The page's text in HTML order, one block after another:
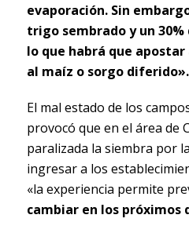
evaporación. Sin
trigo sembrado y un
lo que habrá que
al maíz o sorgo diferido».
El mal estado de los
provocó que en el área de
paralizada la siembra por
ingresar a los
«la experiencia permite
cambiar en los próximos